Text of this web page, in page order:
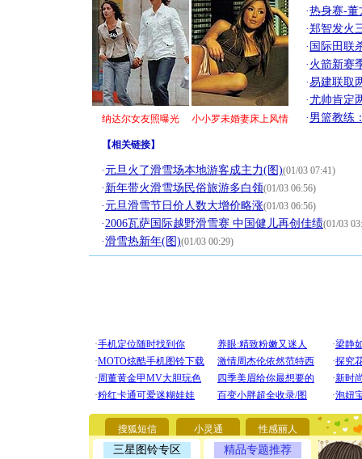
纳达尔女友照曝光 小小罗未婚妻床上风情
·热身赛-董
·郑智发火
· 国际田联
· 火箭新赛
·易建联取
·尤帅肯定
· 男篮教练
【相关链接】
· 元旦火了滑雪场本地游客成主力(图)(01/03 07:41)
· 新年带火滑雪场民俗旅游多白领(01/03 06:56)
· 元旦滑雪节日价人数大增价略涨(01/03 06:56)
·2006瓦萨国际越野滑雪赛 中国健儿再创佳绩(01/03
·滑雪热新年(图)(01/03 00:29)
搜狐短信 小灵通 性感丽人
三星图铃专区 精品专题推荐
你太多
要平安
[圣诞节]
能正大
天都要快
[圣诞节]